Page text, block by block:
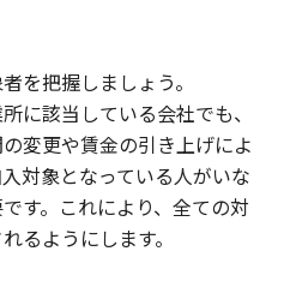
を把握しましょう。
に該当している会社でも、
変更や賃金の引き上げによ
対象となっている人がいな
す。これにより、全ての対
るようにします。